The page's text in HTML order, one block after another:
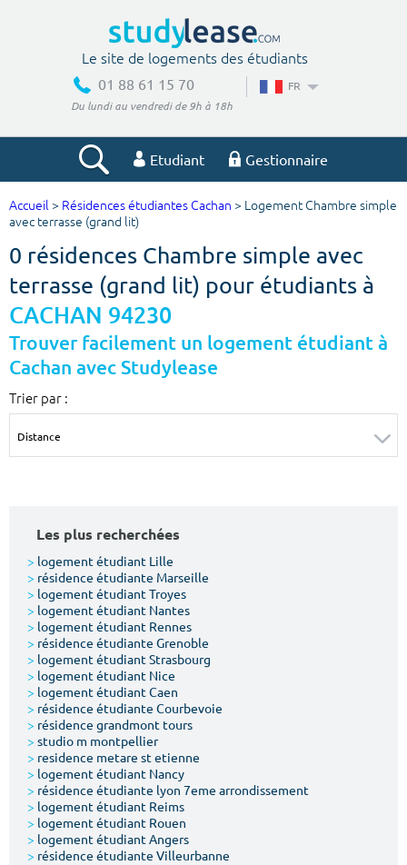
Le site de logements des étudiants
01 88 61 15 70
Du lundi au vendredi de 9h à 18h
FR
Etudiant Gestionnaire
Votre recherche
Ville, école
Budget min
€
Budget max
m² m²
Votre date d'entrée
Chercher
Accueil > Résidences étudiantes Cachan > Logement Chambre simple
avec terrasse (grand lit)
0 résidences Chambre simple avec
terrasse (grand lit) pour étudiants à
CACHAN 94230
Trouver facilement un logement étudiant à
Cachan avec Studylease
Trier par :
Les plus recherchées
> logement étudiant Lille
> résidence étudiante Marseille
> logement étudiant Troyes
> logement étudiant Nantes
> logement étudiant Rennes
> résidence étudiante Grenoble
> logement étudiant Strasbourg
> logement étudiant Nice
> logement étudiant Caen
> résidence étudiante Courbevoie
> résidence grandmont tours
> studio m montpellier
> residence metare st etienne
> logement étudiant Nancy
> résidence étudiante lyon 7eme arrondissement
> logement étudiant Reims
> logement étudiant Rouen
> logement étudiant Angers
> résidence étudiante Villeurbanne